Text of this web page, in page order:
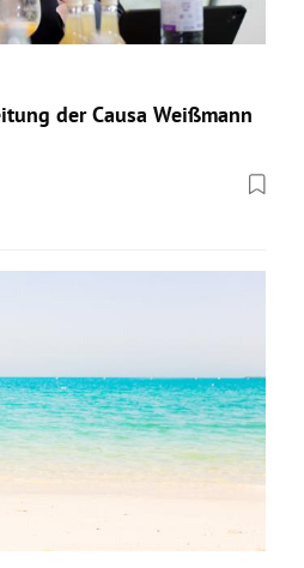
der Causa Weißmann